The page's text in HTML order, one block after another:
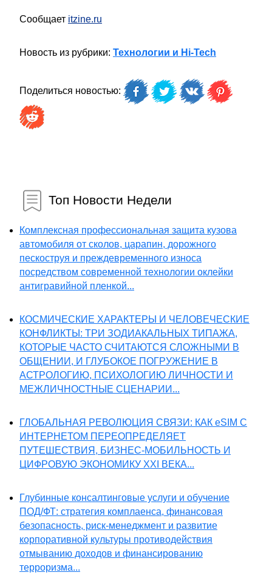
Сообщает itzine.ru
Новость из рубрики: Технологии и Hi-Tech
Поделиться новостью:
Топ Новости Недели
Комплексная профессиональная защита кузова
автомобиля от сколов, царапин, дорожного
пескоструя и преждевременного износа
посредством современной технологии оклейки
антигравийной пленкой...
КОСМИЧЕСКИЕ ХАРАКТЕРЫ И ЧЕЛОВЕЧЕСКИЕ
КОНФЛИКТЫ: ТРИ ЗОДИАКАЛЬНЫХ ТИПАЖА,
КОТОРЫЕ ЧАСТО СЧИТАЮТСЯ СЛОЖНЫМИ В
ОБЩЕНИИ, И ГЛУБОКОЕ ПОГРУЖЕНИЕ В
АСТРОЛОГИЮ, ПСИХОЛОГИЮ ЛИЧНОСТИ И
МЕЖЛИЧНОСТНЫЕ СЦЕНАРИИ...
ГЛОБАЛЬНАЯ РЕВОЛЮЦИЯ СВЯЗИ: КАК eSIM С
ИНТЕРНЕТОМ ПЕРЕОПРЕДЕЛЯЕТ
ПУТЕШЕСТВИЯ, БИЗНЕС-МОБИЛЬНОСТЬ И
ЦИФРОВУЮ ЭКОНОМИКУ XXI ВЕКА...
Глубинные консалтинговые услуги и обучение
ПОД/ФТ: стратегия комплаенса, финансовая
безопасность, риск-менеджмент и развитие
корпоративной культуры противодействия
отмыванию доходов и финансированию
терроризма...